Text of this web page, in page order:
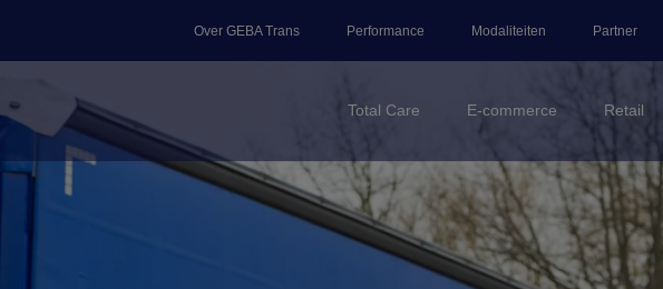
Over GEBA Trans Performance Modaliteiten Partner
Total Care E-commerce Retail